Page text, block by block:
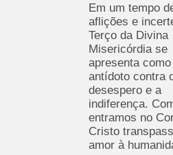
Em um tempo
aflições e
Terço da Divina
Misericórdia se
apresenta como
antídoto contra
desespero e a
indiferença.
entramos no
Cristo
amor à